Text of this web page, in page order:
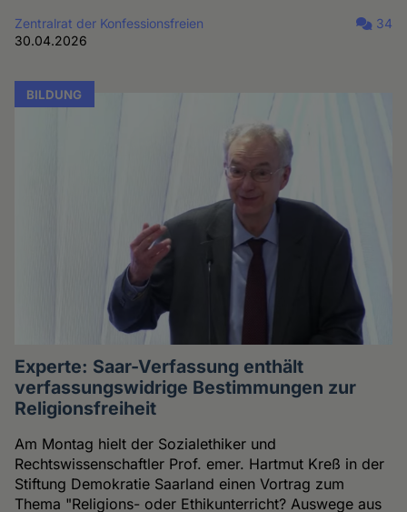
Zentralrat der Konfessionsfreien
30.04.2026
34
BILDUNG
Experte: Saar-Verfassung enthält
verfassungswidrige Bestimmungen zur
Religionsfreiheit
Am Montag hielt der Sozialethiker und
Rechtswissenschaftler Prof. emer. Hartmut Kreß in der
Stiftung Demokratie Saarland einen Vortrag zum
Thema "Religions- oder Ethikunterricht? Auswege aus